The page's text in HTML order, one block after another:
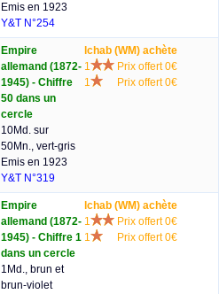
Emis en 1923
Y&T N°254
Empire
allemand (1872-
1945) - Chiffre
50 dans un
cercle
10Md. sur
50Mn., vert-gris
Emis en 1923
Y&T N°319
lchab (WM) achète
1
Prix offert 0€
1
Prix offert 0€
Empire
allemand (1872-
1945) - Chiffre 1
dans un cercle
1Md., brun et
brun-violet
lchab (WM) achète
1
Prix offert 0€
1
Prix offert 0€